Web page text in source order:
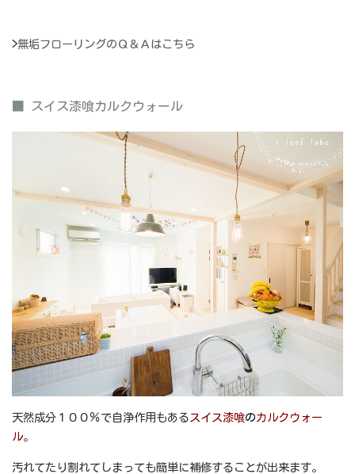
>無垢フローリングのＱ＆Ａはこちら
スイス漆喰カルクウォール
天然成分１００％で自浄作用もある スイス漆喰のカルクウォー
ル。
汚れてたり割れてしまっても簡単に補修することが出来ます。